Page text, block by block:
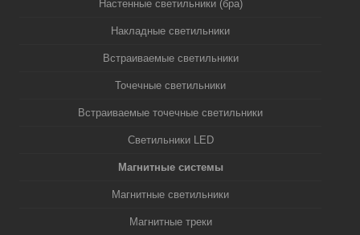
Настенные светильники (бра)
Накладные светильники
Встраиваемые светильники
Точечные светильники
Встраиваемые точечные светильники
Светильники LED
Магнитные системы
Магнитные светильники
Магнитные треки